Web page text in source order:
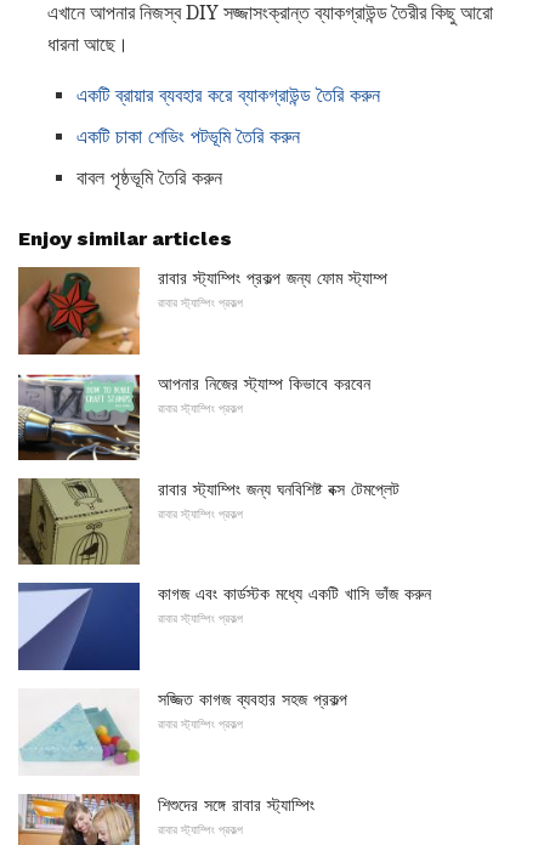
এখানে আপনার নিজস্ব DIY সজ্জাসংক্রান্ত ব্যাকগ্রাউন্ড তৈরীর কিছু আরো
ধারনা আছে।
একটি ব্রায়ার ব্যবহার করে ব্যাকগ্রাউন্ড তৈরি করুন
একটি চাকা শেভিং পটভূমি তৈরি করুন
বাবল পৃষ্ঠভূমি তৈরি করুন
Enjoy similar articles
রাবার স্ট্যাম্পিং প্রকল্প জন্য ফোম স্ট্যাম্প
রাবার স্ট্যাম্পিং প্রকল্প
আপনার নিজের স্ট্যাম্প কিভাবে করবেন
রাবার স্ট্যাম্পিং প্রকল্প
রাবার স্ট্যাম্পিং জন্য ঘনবিশিষ্ট বক্স টেমপ্লেট
রাবার স্ট্যাম্পিং প্রকল্প
কাগজ এবং কার্ডস্টক মধ্যে একটি খাসি ভাঁজ করুন
রাবার স্ট্যাম্পিং প্রকল্প
সজ্জিত কাগজ ব্যবহার সহজ প্রকল্প
রাবার স্ট্যাম্পিং প্রকল্প
শিশুদের সঙ্গে রাবার স্ট্যাম্পিং
রাবার স্ট্যাম্পিং প্রকল্প